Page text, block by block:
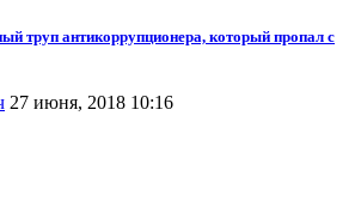
труп антикоррупционера, который пропал с
27 июня, 2018 10:16